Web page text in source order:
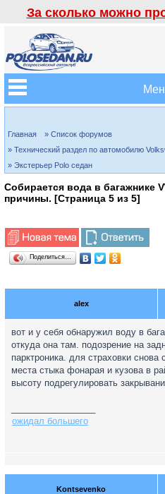
За сколько можно
Главная
» Список форумов
» Технический раздел по автомобилю
» Экстерьер Polo седан
Собирается вода в багажнике
причины. [Страница 5 из 5]
Поделиться…
alex
вот и у себя обнаружил воду в
откуда она там. подозрение на
парктроника. для страховки снова
места стыка фонарая и кузова в
высоту подрегулировать
ожидал большего
Kontsevenko